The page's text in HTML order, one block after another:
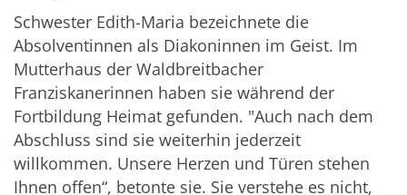
Schwester Edith-Maria bezeichnete die
Absolventinnen als Diakoninnen im Geist. Im
Mutterhaus der Waldbreitbacher
Franziskanerinnen haben sie während der
Fortbildung Heimat gefunden. "Auch nach dem
Abschluss sind sie weiterhin jederzeit
willkommen. Unsere Herzen und Türen stehen
Ihnen offen“, betonte sie. Sie verstehe es nicht,